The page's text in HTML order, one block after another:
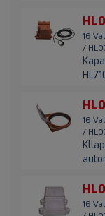
16
/
16
/
16